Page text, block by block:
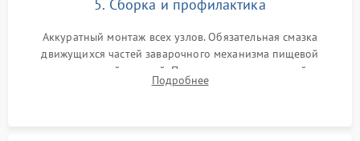
5. Сборка и профилактика
Аккуратный монтаж всех узлов. Обязательная смазка
движущихся частей заварочного механизма пищевой
силиконовой смазкой. Проведение программной
декальцинации и очистки системы от кофейных масел.
Подробнее